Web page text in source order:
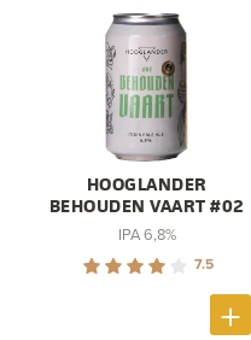
HOOGLANDER
BEHOUDEN VAART #02
IPA 6,8%
7.5